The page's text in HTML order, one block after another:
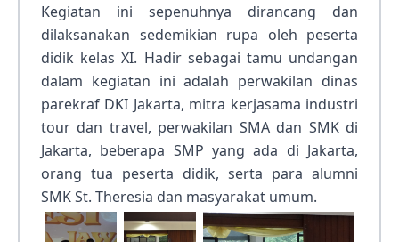
Kegiatan ini sepenuhnya dirancang dan
dilaksanakan sedemikian rupa oleh peserta
didik kelas XI. Hadir sebagai tamu undangan
dalam kegiatan ini adalah perwakilan dinas
parekraf DKI Jakarta, mitra kerjasama industri
tour dan travel, perwakilan SMA dan SMK di
Jakarta, beberapa SMP yang ada di Jakarta,
orang tua peserta didik, serta para alumni
SMK St. Theresia dan masyarakat umum.